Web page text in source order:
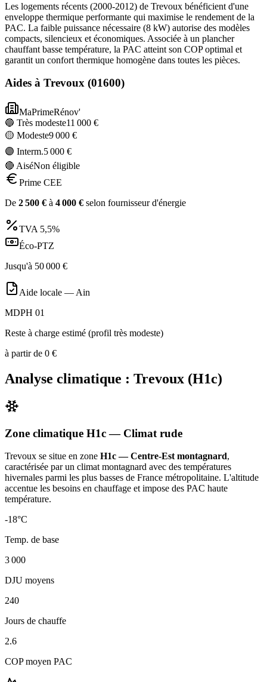
Les logements récents (2000-2012) de Trevoux bénéficient d'une
enveloppe thermique performante qui maximise le rendement de la
PAC. La faible puissance nécessaire (8 kW) autorise des modèles
compacts, silencieux et économiques. Associée à un plancher
chauffant basse température, la PAC atteint son COP optimal et
garantit un confort thermique homogène dans toutes les pièces.
Aides à Trevoux (01600)
MaPrimeRénov'
🔵 Très modeste11 000 €
🟡 Modeste9 000 €
🟣 Interm.5 000 €
🔴 AiséNon éligible
Prime CEE
De 2 500 € à 4 000 € selon fournisseur d'énergie
TVA 5,5%
Éco-PTZ
Jusqu'à 50 000 €
Aide locale — Ain
MDPH 01
Reste à charge estimé (profil très modeste)
à partir de 0 €
Analyse climatique : Trevoux (H1c)
Zone climatique H1c— Climat rude
Trevoux se situe en zone H1c — Centre-Est montagnard,
caractérisée par un climat montagnard avec des températures
hivernales parmi les plus basses de France métropolitaine. L'altitude
accentue les besoins en chauffage et impose des PAC haute
température.
-18°C
Temp. de base
3 000
DJU moyens
240
Jours de chauffe
2.6
COP moyen PAC